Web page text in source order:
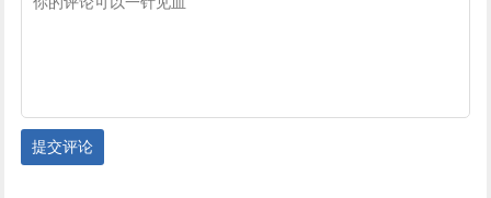
提交评论